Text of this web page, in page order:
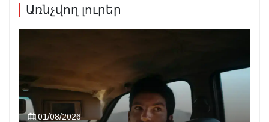
Առնչվող լուրեր
01/08/2026